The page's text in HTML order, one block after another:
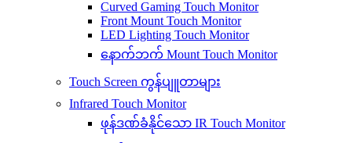
Curved Gaming Touch Monitor
Front Mount Touch Monitor
LED Lighting Touch Monitor
နောက်ဘက် Mount Touch Monitor
Touch Screen ကွန်ပျူတာများ
Infrared Touch Monitor
ဖုန်ဒဏ်ခံနိုင်သော IR Touch Monitor